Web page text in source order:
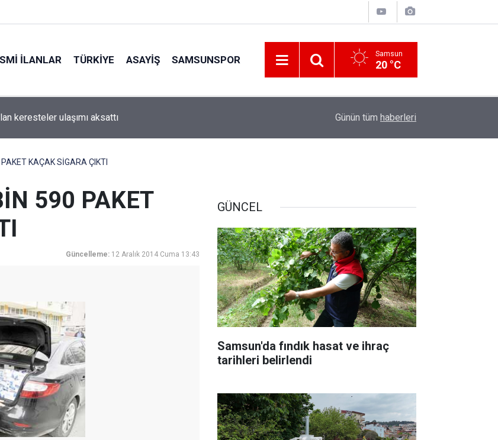
İLANLAR TÜRKİYE ASAYİŞ SAMSUNSPOR Samsun
20 °C
keresteler ulaşımı aksattı Samsun'da fındık hasat ve ihraç tarihleri
Günün tüm haberleri
KAÇAK SİGARA ÇIKTI
590 PAKET
Güncelleme: 12 Aralık 2014 Cuma 13:43
GÜNCEL
Samsun'da fındık hasat ve ihraç
tarihleri belirlendi